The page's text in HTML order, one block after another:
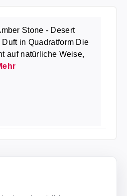
Stone - Desert
in Quadratform Die
auf natürliche Weise,